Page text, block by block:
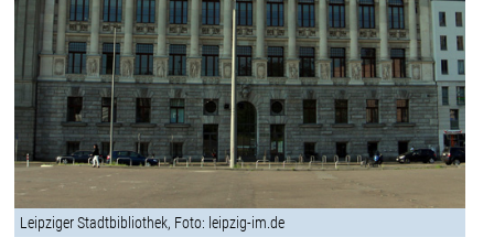
Leipziger Stadtbibliothek, Foto: leipzig-im.de